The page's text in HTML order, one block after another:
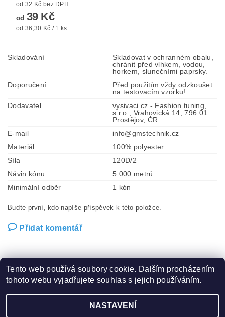
od 32 Kč bez DPH
od 39 Kč
od 36,30 Kč / 1 ks
Skladování
Skladovat v ochranném obalu,
chránit před vlhkem, vodou,
horkem, slunečními paprsky.
Doporučení
Před použitím vždy odzkoušet
na testovacím vzorku!
Dodavatel
vysivaci.cz - Fashion tuning,
s.r.o., Vrahovická 14, 796 01
Prostějov, ČR
E-mail
info@gmstechnik.cz
Materiál
100% polyester
Síla
120D/2
Návin kónu
5 000 metrů
Minimální odběr
1 kón
Buďte první, kdo napíše příspěvek k této položce.
Přidat komentář
Zboží.cz | Heureka.cz | Hot-fix.cz | Crystalstyle.cz
Tento web používá soubory cookie. Dalším procházením
tohoto webu vyjadřujete souhlas s jejich používáním.
NASTAVENÍ